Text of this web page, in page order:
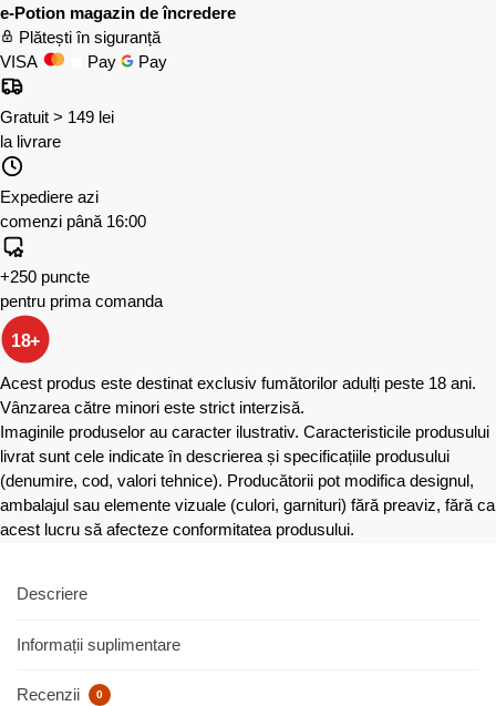
e-Potion magazin de încredere
Plătești în siguranță
VISA
Pay Pay
Gratuit > 149 lei
la livrare
Expediere azi
comenzi până 16:00
+250 puncte
pentru prima comanda
18+
Acest produs este destinat exclusiv fumătorilor adulți peste 18 ani.
Vânzarea către minori este strict interzisă.
Imaginile produselor au caracter ilustrativ. Caracteristicile produsului
livrat sunt cele indicate în descrierea și specificațiile produsului
(denumire, cod, valori tehnice). Producătorii pot modifica designul,
ambalajul sau elemente vizuale (culori, garnituri) fără preaviz, fără ca
acest lucru să afecteze conformitatea produsului.
Descriere
Informații suplimentare
Recenzii 0